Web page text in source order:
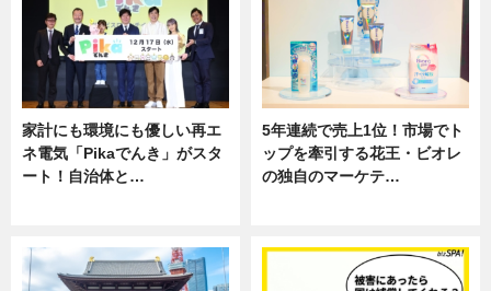
家計にも環境にも優しい再エ
ネ電気「Pikaでんき」がスタ
ート！自治体と…
5年連続で売上1位！市場でト
ップを牽引する花王・ビオレ
の独自のマーケテ…